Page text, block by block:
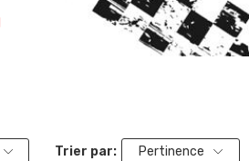
Trier par: Pertinence